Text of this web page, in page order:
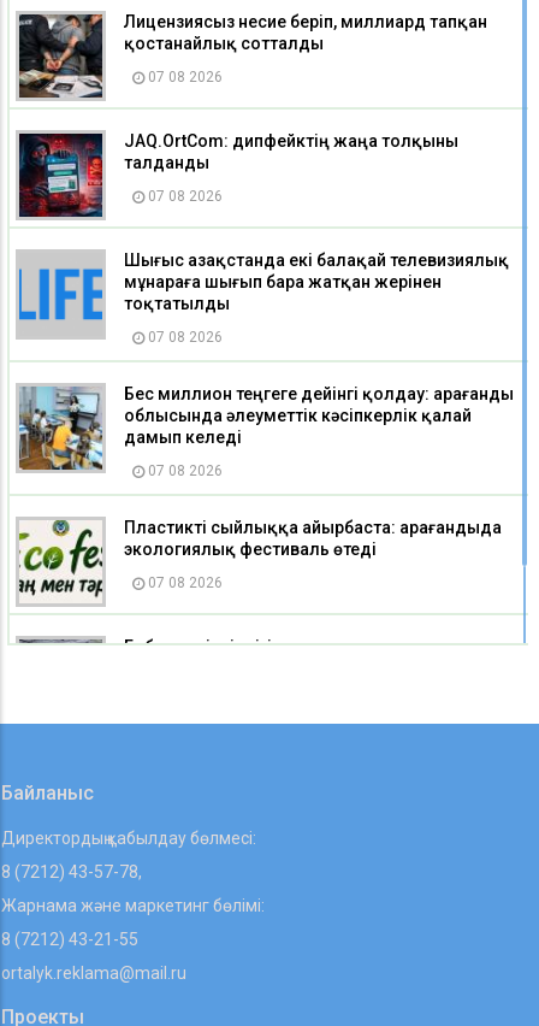
Лицензиясыз несие беріп, миллиард тапқан
қостанайлық сотталды
07 08 2026
JAQ.OrtCom: дипфейктің жаңа толқыны
талданды
07 08 2026
Шығыс Қазақстанда екі балақай телевизиялық
мұнараға шығып бара жатқан жерінен
тоқтатылды
07 08 2026
Бес миллион теңгеге дейінгі қолдау: Қарағанды
облысында әлеуметтік кәсіпкерлік қалай
дамып келеді
07 08 2026
Пластикті сыйлыққа айырбаста: Қарағандыда
экологиялық фестиваль өтеді
07 08 2026
Еңбек қауіпсіздігі мен жұмысшылар құқығы:
Байланыс
Директордың қабылдау бөлмесі:
8 (7212) 43-57-78,
Жарнама және маркетинг бөлімі:
8 (7212) 43-21-55
ortalyk.reklama@mail.ru
Проекты